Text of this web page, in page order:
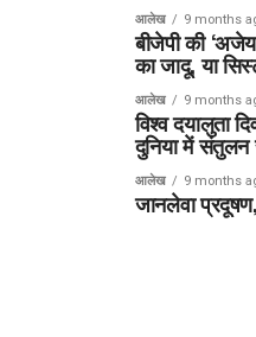
आलेख 9 months
बीजेपी की
का जादू, या
आलेख 9 months
विश्व दयालुता
दुनिया में
आलेख 9 months
जानलेवा